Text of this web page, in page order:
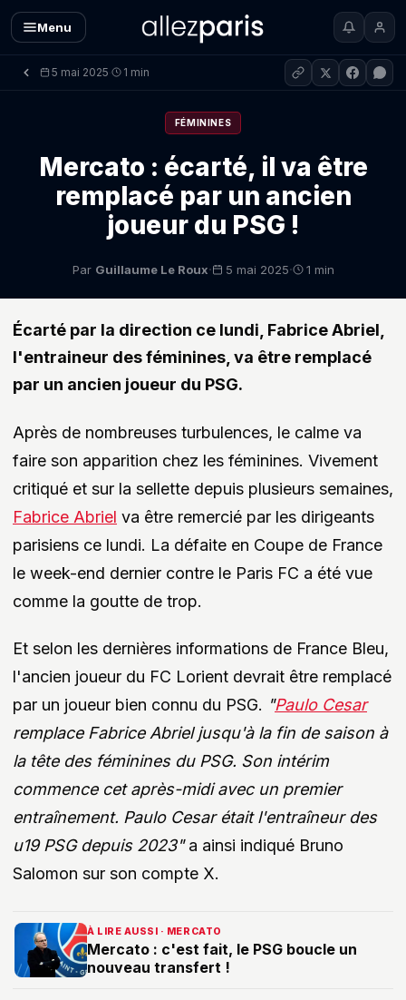
Menu
5 mai 2025· 1 min
FÉMININES
Mercato : écarté, il va être
remplacé par un ancien
joueur du PSG !
Par Guillaume Le Roux· 5 mai 2025· 1 min
Écarté par la direction ce lundi, Fabrice Abriel,
l'entraineur des féminines, va être remplacé
par un ancien joueur du PSG.
Après de nombreuses turbulences, le calme va
faire son apparition chez les féminines. Vivement
critiqué et sur la sellette depuis plusieurs semaines,
Fabrice Abriel va être remercié par les dirigeants
parisiens ce lundi. La défaite en Coupe de France
le week-end dernier contre le Paris FC a été vue
comme la goutte de trop.
Et selon les dernières informations de France Bleu,
l'ancien joueur du FC Lorient devrait être remplacé
par un joueur bien connu du PSG. "Paulo Cesar
remplace Fabrice Abriel jusqu'à la fin de saison à
la tête des féminines du PSG. Son intérim
commence cet après-midi avec un premier
entraînement. Paulo Cesar était l'entraîneur des
u19 PSG depuis 2023"a ainsi indiqué Bruno
Salomon sur son compte X.
À LIRE AUSSI · MERCATO
Mercato : c'est fait, le PSG boucle un
nouveau transfert !